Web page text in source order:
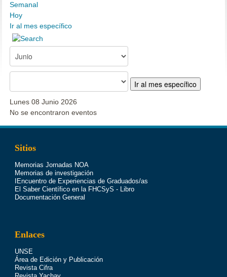
Semanal
Hoy
Ir al mes específico
Ir al mes específico
Lunes 08 Junio 2026
No se encontraron eventos
Sitios
Memorias Jornadas NOA
Memorias de investigación
IEncuentro de Experiencias de Graduados/as
El Saber Científico en la FHCSyS - Libro
Documentación General
Enlaces
UNSE
Área de Edición y Publicación
Revista Cifra